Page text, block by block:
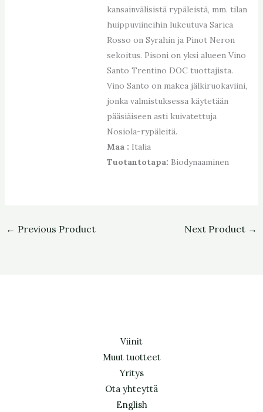
kansainvälisistä rypäleistä, mm. tilan
huippuviineihin lukeutuva Sarica
Rosso on Syrahin ja Pinot Neron
sekoitus. Pisoni on yksi alueen Vino
Santo Trentino DOC tuottajista.
Vino Santo on makea jälkiruokaviini,
jonka valmistuksessa käytetään
pääsiäiseen asti kuivatettuja
Nosiola-rypäleitä.
Maa : Italia
Tuotantotapa: Biodynaaminen
← Previous Product Next Product →
Viinit
Muut tuotteet
Yritys
Ota yhteyttä
English